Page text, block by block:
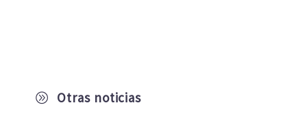
A Otras noticias